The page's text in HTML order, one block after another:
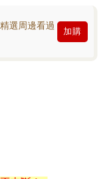
選周邊看過
加購